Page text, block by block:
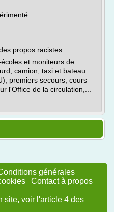
propos racistes
et moniteurs de
camion, taxi et bateau.
premiers secours, cours
l'Office de la circulation,...
générales
| Contact à propos
site, voir l'article 4 des